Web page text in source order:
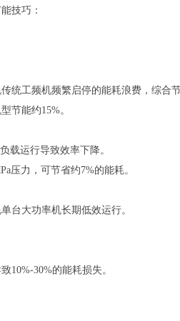
技巧：
工频机频繁启停的能耗浪费，综合节
节能约15%。
载运行导致效率下降。
压力，可节省约7%的能耗。
台大功率机长期低效运行。
10%-30%的能耗损失。